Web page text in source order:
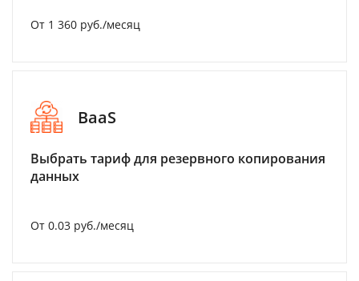
От 1 360 руб./месяц
BaaS
Выбрать тариф для резервного копирования
данных
От 0.03 руб./месяц